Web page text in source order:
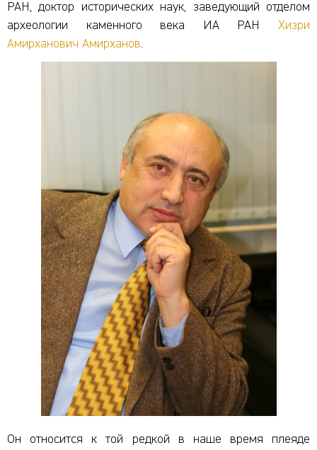
РАН, доктор исторических наук, заведующий отделом
археологии каменного века ИА РАН Хизри
Амирханович Амирханов.
Он относится к той редкой в наше время плеяде